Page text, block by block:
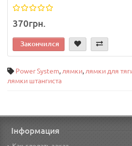
370грн.
Закончился
Power System, лямки, лямки для
лямки штангиста
Інформация